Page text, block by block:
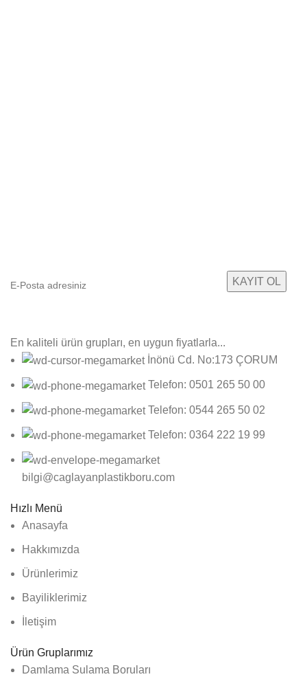
En kaliteli ürün grupları, en uygun fiyatlarla...
İnönü Cd. No:173 ÇORUM
Telefon: 0501 265 50 00
Telefon: 0544 265 50 02
Telefon: 0364 222 19 99
bilgi@caglayanplastikboru.com
Hızlı Menü
Anasayfa
Hakkımızda
Ürünlerimiz
Bayiliklerimiz
İletişim
Ürün Gruplarımız
Damlama Sulama Boruları